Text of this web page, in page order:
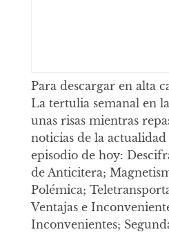
Para descargar en alta
La tertulia semanal en
unas risas mientras
noticias de la
episodio de hoy:
de Anticitera;
Polémica;
Ventajas e
Inconvenientes;